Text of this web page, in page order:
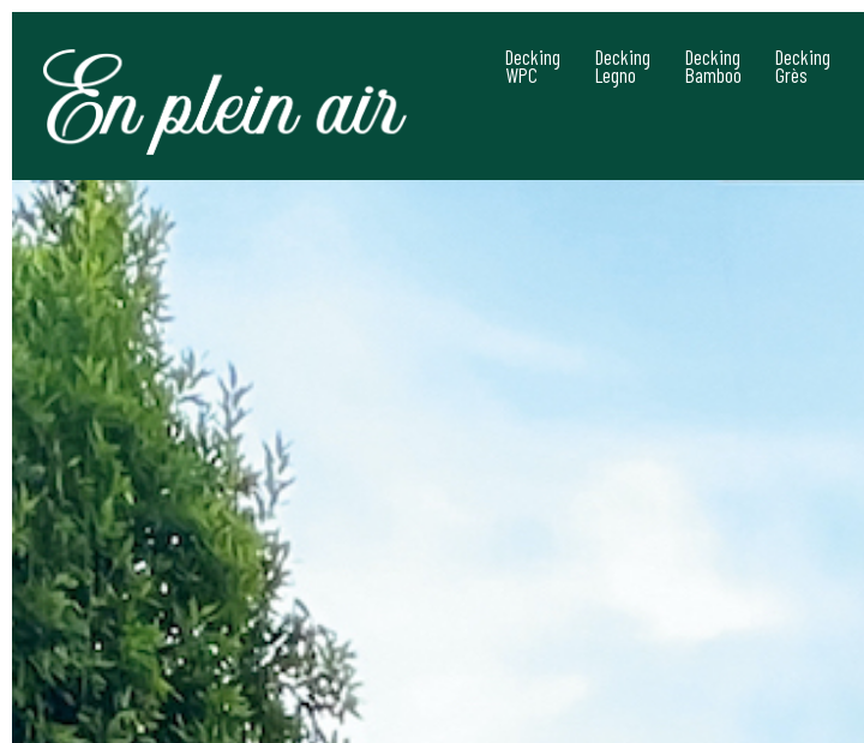
Decking
WPC
Decking
Legno
Decking
Bamboo
Decking
Grès